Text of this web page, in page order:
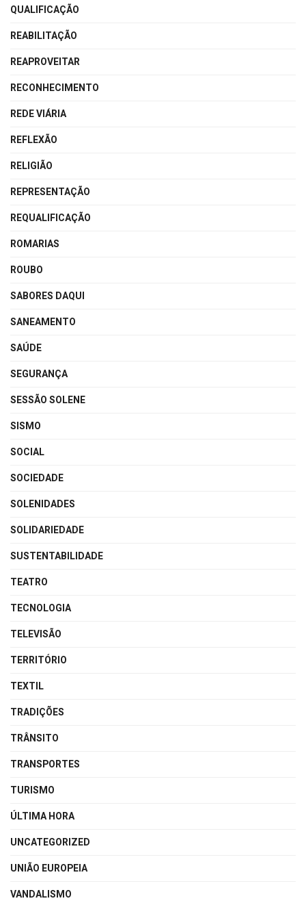
QUALIFICAÇÃO
REABILITAÇÃO
REAPROVEITAR
RECONHECIMENTO
REDE VIÁRIA
REFLEXÃO
RELIGIÃO
REPRESENTAÇÃO
REQUALIFICAÇÃO
ROMARIAS
ROUBO
SABORES DAQUI
SANEAMENTO
SAÚDE
SEGURANÇA
SESSÃO SOLENE
SISMO
SOCIAL
SOCIEDADE
SOLENIDADES
SOLIDARIEDADE
SUSTENTABILIDADE
TEATRO
TECNOLOGIA
TELEVISÃO
TERRITÓRIO
TEXTIL
TRADIÇÕES
TRÂNSITO
TRANSPORTES
TURISMO
ÚLTIMA HORA
UNCATEGORIZED
UNIÃO EUROPEIA
VANDALISMO